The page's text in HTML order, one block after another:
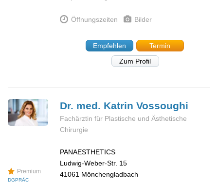
Öffnungszeiten Bilder
Empfehlen
Termin
Zum Profil
Premium
DGPRÄC
Dr. med. KatrinVossoughi
Fachärztin für Plastische und Ästhetische
Chirurgie
PANAESTHETICS
Ludwig-Weber-Str. 15
41061 Mönchengladbach